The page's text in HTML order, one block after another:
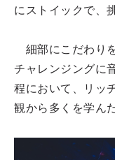
にストイックで、
細部にこだわり
チャレンジングに
程において、リッ
観から多くを学ん